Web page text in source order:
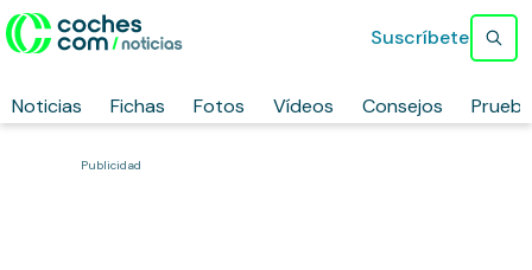
Noticias Fichas Fotos Vídeos Consejos
Suscríbete
Publicidad